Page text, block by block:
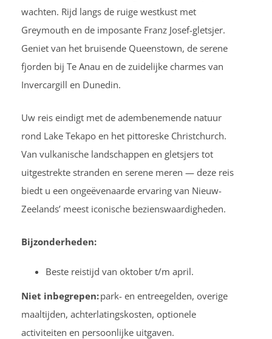
wachten. Rijd langs de ruige westkust met
Greymouth en de imposante Franz Josef-gletsjer.
Geniet van het bruisende Queenstown, de serene
fjorden bij Te Anau en de zuidelijke charmes van
Invercargill en Dunedin.
Uw reis eindigt met de adembenemende natuur
rond Lake Tekapo en het pittoreske Christchurch.
Van vulkanische landschappen en gletsjers tot
uitgestrekte stranden en serene meren — deze reis
biedt u een ongeëvenaarde ervaring van Nieuw-
Zeelands’ meest iconische bezienswaardigheden.
Bijzonderheden:
Beste reistijd van oktober t/m april.
Niet inbegrepen:park- en entreegelden, overige
maaltijden, achterlatingskosten, optionele
activiteiten en persoonlijke uitgaven.